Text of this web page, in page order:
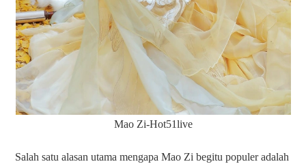
Mao Zi-Hot51live
Salah satu alasan utama mengapa Mao Zi begitu populer adalah